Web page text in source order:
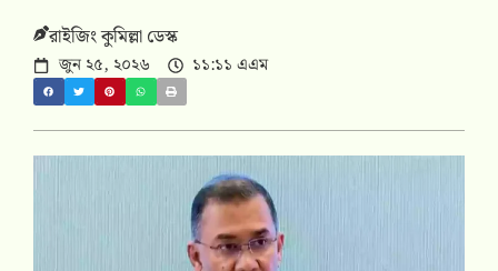
রাইজিং কুমিল্লা ডেস্ক
জুন ২৫, ২০২৬ ১১:১১ এএম